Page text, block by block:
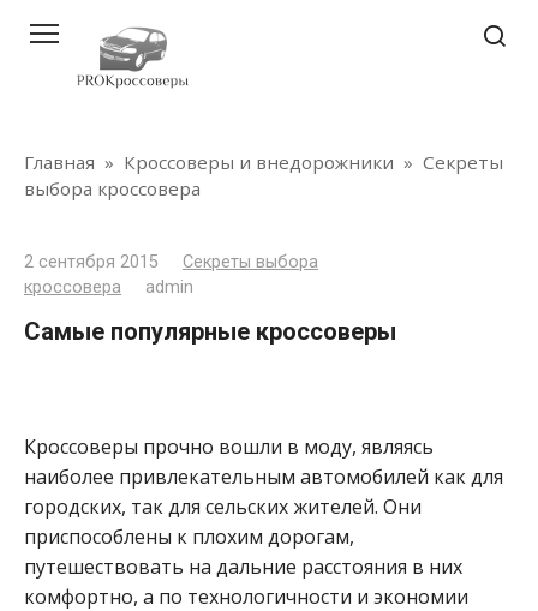
контенту
Главная » Кроссоверы и внедорожники » Секреты
выбора кроссовера
2 сентября 2015
Секреты выбора
кроссовера
admin
Самые популярные кроссоверы
Кроссоверы прочно вошли в моду, являясь
наиболее привлекательным автомобилей как для
городских, так для сельских жителей. Они
приспособлены к плохим дорогам,
путешествовать на дальние расстояния в них
комфортно, а по технологичности и экономии